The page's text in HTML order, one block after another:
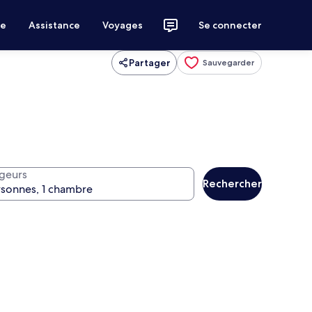
Assistance Voyages Se connecter
Partager Sauvegarder
Rechercher